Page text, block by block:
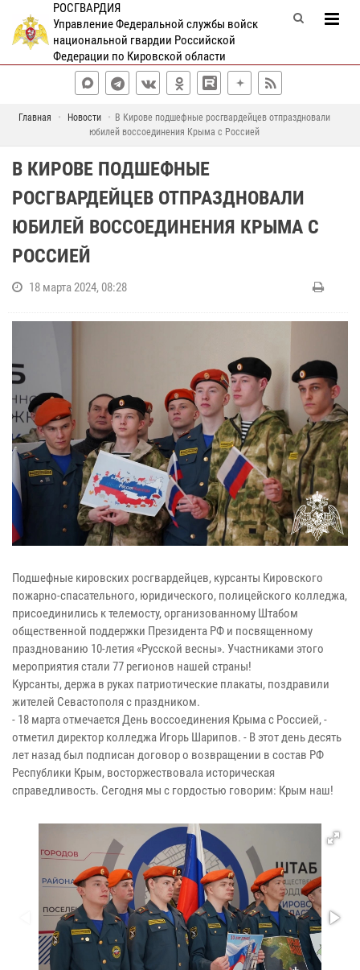
РОСГВАРДИЯ
Управление Федеральной службы войск
национальной гвардии Российской
Федерации по Кировской области
Главная Новости
В Кирове подшефные росгвардейцев отпраздновали
юбилей воссоединения Крыма с Россией
В КИРОВЕ ПОДШЕФНЫЕ
РОСГВАРДЕЙЦЕВ ОТПРАЗДНОВАЛИ
ЮБИЛЕЙ ВОССОЕДИНЕНИЯ КРЫМА С
РОССИЕЙ
18 марта 2024, 08:28
Подшефные кировских росгвардейцев, курсанты Кировского
пожарно-спасательного, юридического, полицейского колледжа,
присоединились к телемосту, организованному Штабом
общественной поддержки Президента РФ и посвященному
празднованию 10-летия «Русской весны». Участниками этого
мероприятия стали 77 регионов нашей страны!
Курсанты, держа в руках патриотические плакаты, поздравили
жителей Севастополя с праздником.
- 18 марта отмечается День воссоединения Крыма с Россией, -
отметил директор колледжа Игорь Шарипов. - В этот день десять
лет назад был подписан договор о возвращении в состав РФ
Республики Крым, восторжествовала историческая
справедливость. Сегодня мы с гордостью говорим: Крым наш!